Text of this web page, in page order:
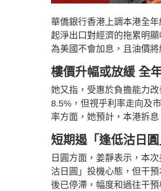
華僑銀行香港上調本港全
起淨出口對經濟的拖累明
為美國不會加息，且油價
樓價升幅或放緩 全
她又指，受惠於負擔能力
8.5%，但視乎利率走向及
率方面，她預計，本港拆
短期遏「逢低沽日
日圓方面，姜靜表示，本
沽日圓」投機心態，但干
後已停滯，幅度和過往干